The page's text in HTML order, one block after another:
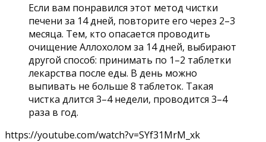
Если вам понравился этот метод чистки
печени за 14 дней, повторите его через 2–3
месяца. Тем, кто опасается проводить
очищение Аллохолом за 14 дней, выбирают
другой способ: принимать по 1–2 таблетки
лекарства после еды. В день можно
выпивать не больше 8 таблеток. Такая
чистка длится 3–4 недели, проводится 3–4
раза в год.
https://youtube.com/watch?v=SYf31MrM_xk